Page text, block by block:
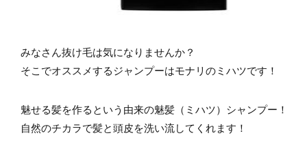
みなさん抜け毛は気になりませんか？
そこでオススメするジャンプーはモナリのミハツです！
魅せる髪を作るという由来の魅髪（ミハツ）シャンプー！
自然のチカラで髪と頭皮を洗い流してくれます！